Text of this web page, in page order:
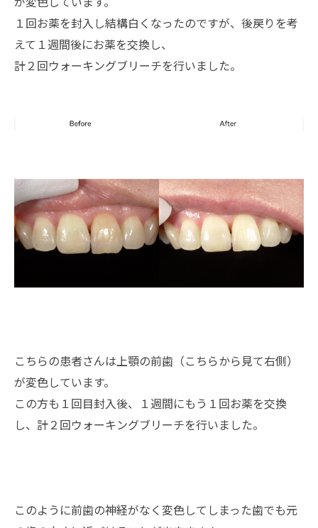
１回お薬を封入し結構白くなったのですが、後戻りを考
えて１週間後にお薬を交換し、
計２回ウォーキングブリーチを行いました。
こちらの患者さんは上顎の前歯（こちらから見て右側）
が変色しています。
この方も１回目封入後、１週間にもう１回お薬を交換
し、計２回ウォーキングブリーチを行いました。
このように前歯の神経がなく変色してしまった歯でも元